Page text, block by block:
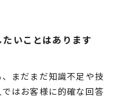
いことはあります
まだまだ知識不足や技
はお客様に的確な回答